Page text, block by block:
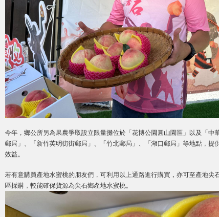
今年，鄉公所另為果農爭取設立限量攤位於「花博公園圓山園區」以及「中
郵局」、「新竹英明街街郵局」、「竹北郵局」、「湖口郵局」等地點，提
效益。
若有意購買產地水蜜桃的朋友們，可利用以上通路進行購買，亦可至產地尖
區採購，較能確保貨源為尖石鄉產地水蜜桃。